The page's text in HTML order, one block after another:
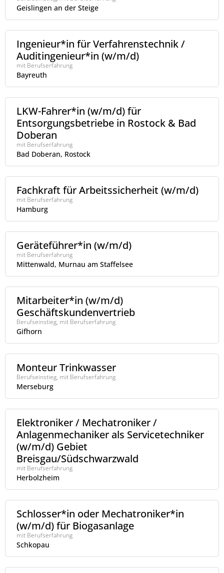
Geislingen an der Steige
Ingenieur*in für Verfahrenstechnik /
Auditingenieur*in (w/m/d)
mit Berufserfahrung
Bayreuth
LKW-Fahrer*in (w/m/d) für
Entsorgungsbetriebe in Rostock & Bad
Doberan
mit Berufserfahrung
Bad Doberan, Rostock
Fachkraft für Arbeitssicherheit (w/m/d)
mit Berufserfahrung
Hamburg
Geräteführer*in (w/m/d)
mit Berufserfahrung
Mittenwald, Murnau am Staffelsee
Mitarbeiter*in (w/m/d)
Geschäftskundenvertrieb
Berufseinstieg, mit Berufserfahrung
Gifhorn
Monteur Trinkwasser
Berufseinstieg, mit Berufserfahrung
Merseburg
Elektroniker / Mechatroniker /
Anlagenmechaniker als Servicetechniker
(w/m/d) Gebiet
Breisgau/Südschwarzwald
mit Berufserfahrung
Herbolzheim
Schlosser*in oder Mechatroniker*in
(w/m/d) für Biogasanlage
mit Berufserfahrung
Schkopau